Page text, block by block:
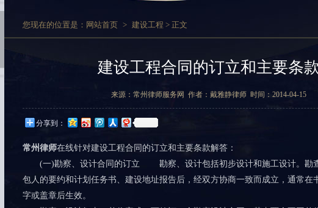
您现在的位置是： 网站首页 > 建设工程 > 正文
建设工程合同的订立和主要条款
来源：常州律师服务网 作者：戴雅静律师 时间：2014-04-15
分享到：
常州律师在线针对建设工程合同的订立和主要条款解答：
(一)勘察、设计合同的订立 勘察、设计包括初步设计和施工设计。勘
包人的要约和计划任务书、建设地址报告后，经双方协商一致而成立，通常在
字或盖章后生效。